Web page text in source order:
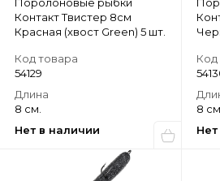
Контакт Твистер 8см
Красная (хвост Green) 5 шт.
Код товара
54129
Длина
8 см.
Нет в наличии
Код
8 см.